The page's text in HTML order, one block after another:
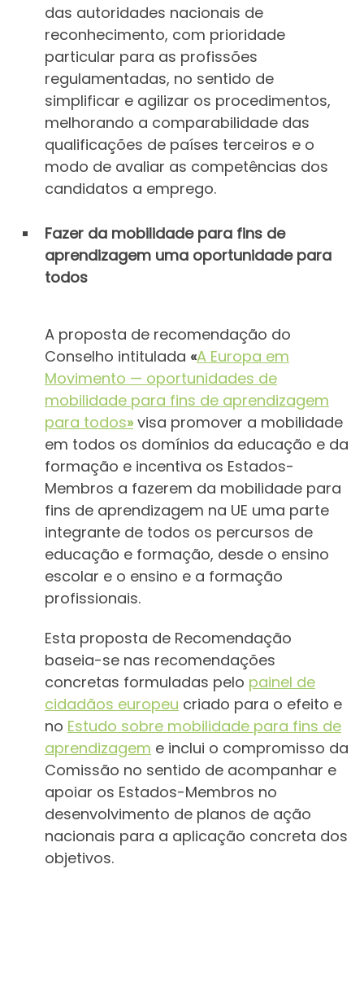
das autoridades nacionais de
reconhecimento, com prioridade
particular para as profissões
regulamentadas, no sentido de
simplificar e agilizar os procedimentos,
melhorando a comparabilidade das
qualificações de países terceiros e o
modo de avaliar as competências dos
candidatos a emprego.
Fazer da mobilidade para fins de
aprendizagem uma oportunidade para
todos
A proposta de recomendação do
Conselho intitulada «A Europa em
Movimento — oportunidades de
mobilidade para fins de aprendizagem
para todos» visa promover a mobilidade
em todos os domínios da educação e da
formação e incentiva os Estados-
Membros a fazerem da mobilidade para
fins de aprendizagem na UE uma parte
integrante de todos os percursos de
educação e formação, desde o ensino
escolar e o ensino e a formação
profissionais.
Esta proposta de Recomendação
baseia-se nas recomendações
concretas formuladas pelo painel de
cidadãos europeu criado para o efeito e
no Estudo sobre mobilidade para fins de
aprendizagem e inclui o compromisso da
Comissão no sentido de acompanhar e
apoiar os Estados-Membros no
desenvolvimento de planos de ação
nacionais para a aplicação concreta dos
objetivos.